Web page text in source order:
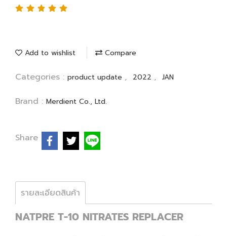
Add to wishlist Compare
Categories : product update , 2022 , JAN
Brand : Merdient Co., Ltd.
Share
รายละเอียดสินค้า
NATPRE T-10 NITRATES REPLACER